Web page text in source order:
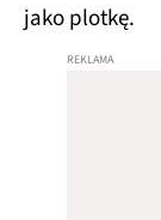
jako plotkę.